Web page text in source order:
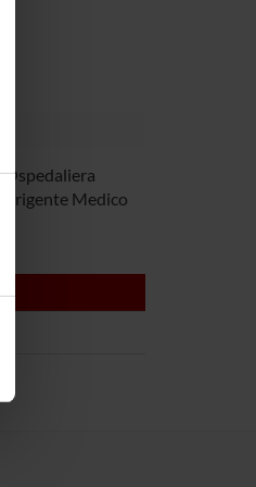
Ospedaliera
Dirigente Medico